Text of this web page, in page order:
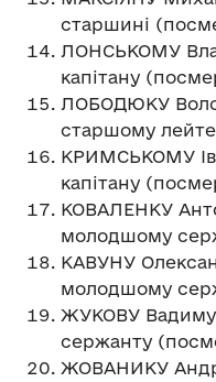
старшині
ЛОНСЬКОМУ
капітану
ЛОБОДЮКУ
старшому
КРИМСЬКОМУ
капітану
КОВАЛЕНКУ
молодшому
КАВУНУ
молодшому
ЖУКОВУ Вадиму
сержанту
ЖОВАНИКУ